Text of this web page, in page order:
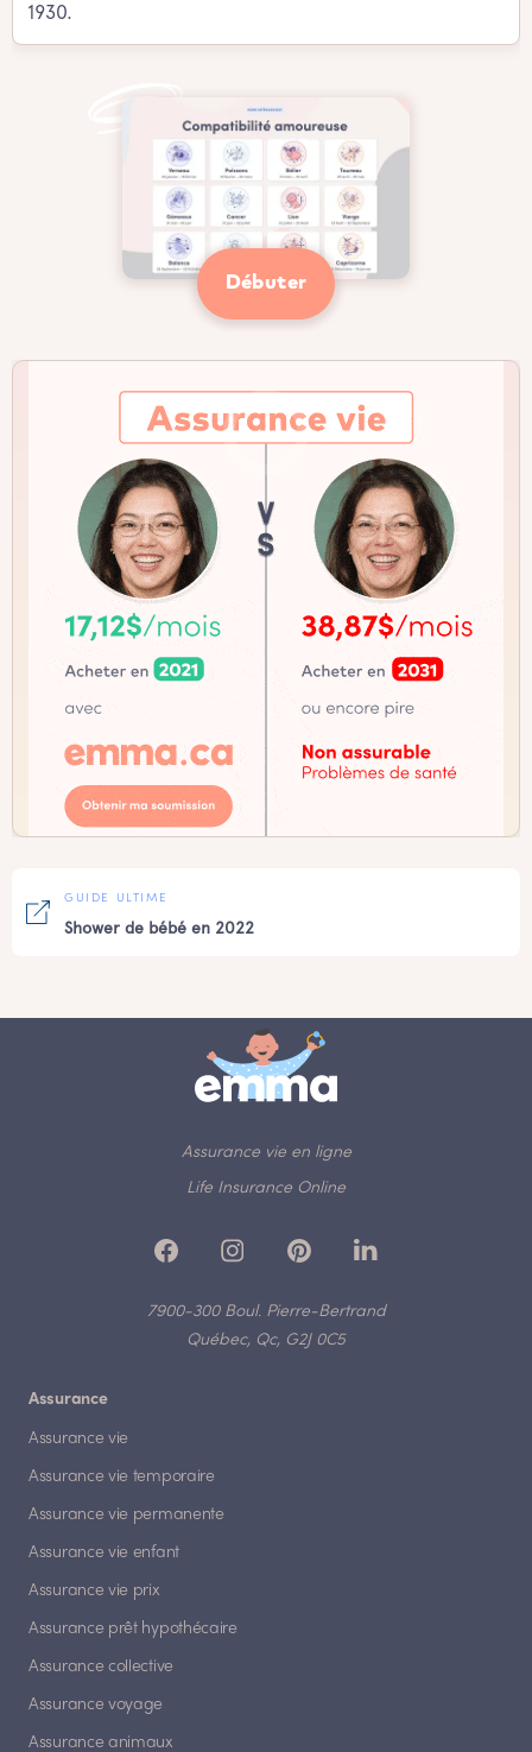
1930.
Débuter
GUIDE ULTIME
Shower de bébé en 2022
Assurance vie en ligne
Life Insurance Online
7900-300 Boul. Pierre-Bertrand
Québec, Qc, G2J 0C5
Assurance
Assurance vie
Assurance vie temporaire
Assurance vie permanente
Assurance vie enfant
Assurance vie prix
Assurance prêt hypothécaire
Assurance collective
Assurance voyage
Assurance animaux